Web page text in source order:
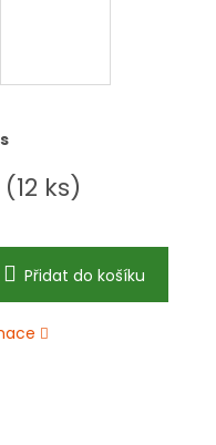
(12 ks)
Přidat do košíku